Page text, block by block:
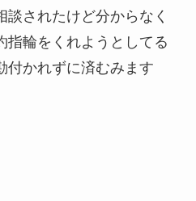
談されたけど分からなく
指輪をくれようとしてる
付かれずに済むみます